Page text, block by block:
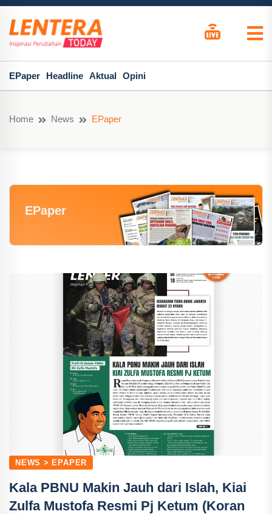
EPaper Headline Aktual Opini
Home News EPaper
EPaper
NEWS > EPAPER
Kala PBNU Makin Jauh dari Islah, Kiai
Zulfa Mustofa Resmi Pj Ketum (Koran